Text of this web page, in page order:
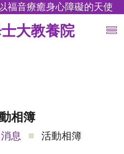
福音療癒身心障礙的天使
大教養院
相簿
息 活動相簿